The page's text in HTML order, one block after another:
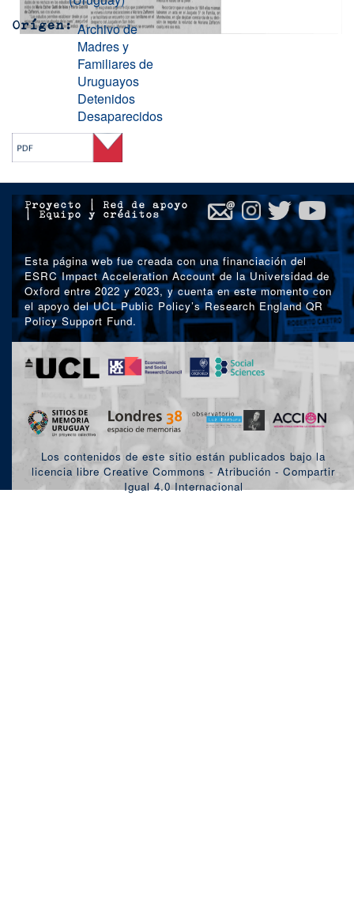
Orígen
Archivo de
Madres y
Familiares de
Uruguayos
Detenidos
Desaparecidos
Proyecto | Red de apoyo
|
Equipo y créditos
Esta página web fue creada con una financiación del
ESRC Impact Acceleration Account de la Universidad de
Oxford entre 2022 y 2023, y cuenta en este momento con
el apoyo del UCL Public Policy’s Research England QR
Policy Support Fund.
Los contenidos de este sitio están publicados bajo la
licencia libre Creative Commons - Atribución - Compartir
Igual 4.0 Internacional